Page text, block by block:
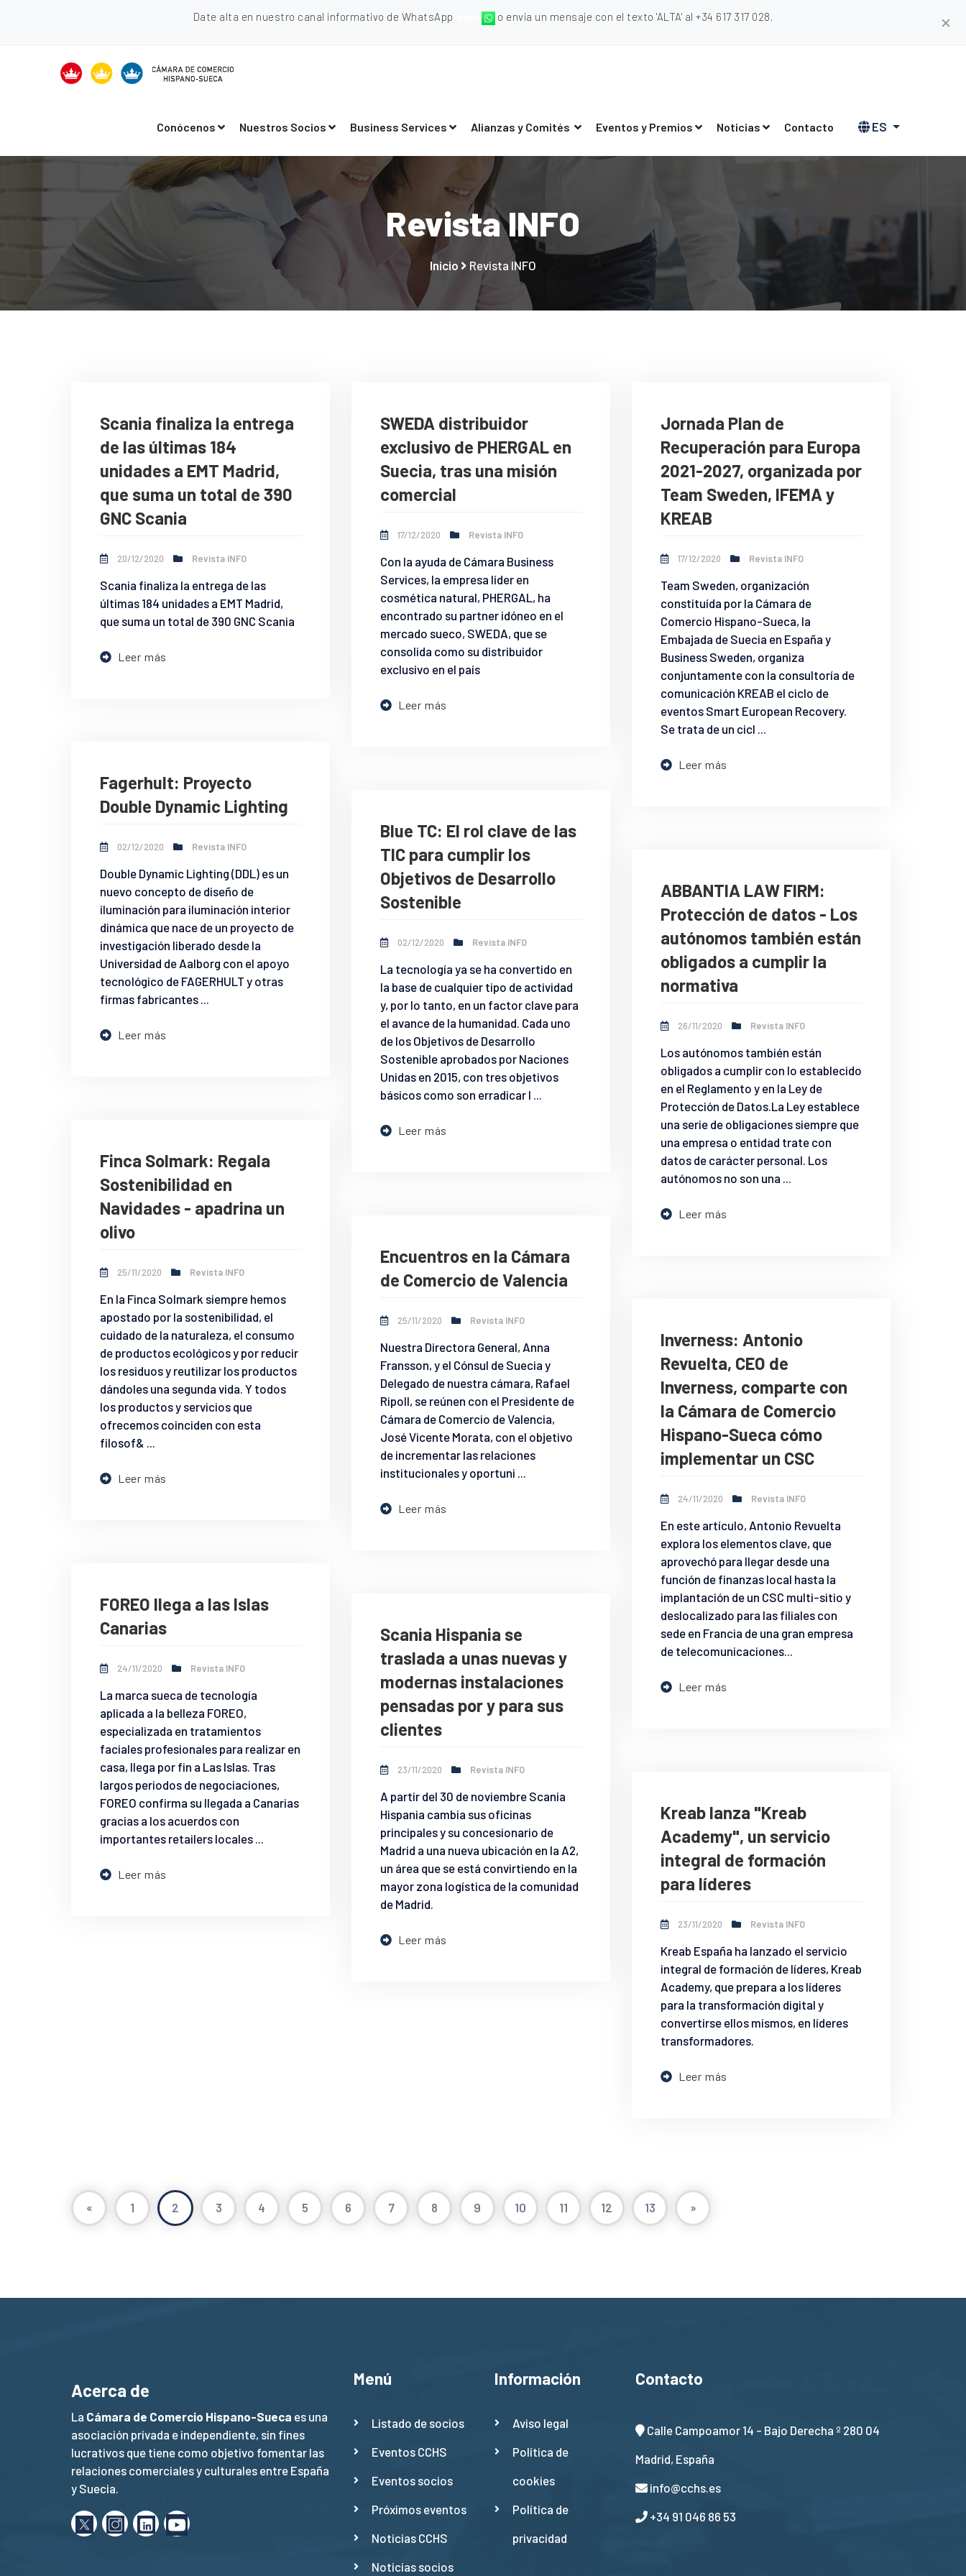
Date alta en nuestro canal informativo de WhatsApp o envia un mensaje con el texto 'ALTA' al +34 617 317 028. ✕
Conócenos Nuestros Socios Business Services Alianzas y Comités Eventos y Premios Noticias Contacto ES
Revista INFO
Inicio Revista INFO
Scania finaliza la entrega
de las últimas 184
unidades a EMT Madrid,
que suma un total de 390
GNC Scania
20/12/2020 Revista INFO
Scania finaliza la entrega de las
últimas 184 unidades a EMT Madrid,
que suma un total de 390 GNC Scania
Leer más
SWEDA distribuidor
exclusivo de PHERGAL en
Suecia, tras una misión
comercial
17/12/2020 Revista INFO
Con la ayuda de Cámara Business
Services, la empresa líder en
cosmética natural, PHERGAL, ha
encontrado su partner idóneo en el
mercado sueco, SWEDA, que se
consolida como su distribuidor
exclusivo en el país
Leer más
Jornada Plan de
Recuperación para Europa
2021-2027, organizada por
Team Sweden, IFEMA y
KREAB
17/12/2020 Revista INFO
Team Sweden, organización
constituída por la Cámara de
Comercio Hispano-Sueca, la
Embajada de Suecia en España y
Business Sweden, organiza
conjuntamente con la consultoría de
comunicación KREAB el ciclo de
eventos Smart European Recovery.
Se trata de un cicl ...
Leer más
Fagerhult: Proyecto
Double Dynamic Lighting
02/12/2020 Revista INFO
Double Dynamic Lighting (DDL) es un
nuevo concepto de diseño de
iluminación para iluminación interior
dinámica que nace de un proyecto de
investigación liberado desde la
Universidad de Aalborg con el apoyo
tecnológico de FAGERHULT y otras
firmas fabricantes ...
Leer más
Blue TC: El rol clave de las
TIC para cumplir los
Objetivos de Desarrollo
Sostenible
02/12/2020 Revista INFO
La tecnología ya se ha convertido en
la base de cualquier tipo de actividad
y, por lo tanto, en un factor clave para
el avance de la humanidad. Cada uno
de los Objetivos de Desarrollo
Sostenible aprobados por Naciones
Unidas en 2015, con tres objetivos
básicos como son erradicar l ...
Leer más
ABBANTIA LAW FIRM:
Protección de datos - Los
autónomos también están
obligados a cumplir la
normativa
26/11/2020 Revista INFO
Los autónomos también están
obligados a cumplir con lo establecido
en el Reglamento y en la Ley de
Protección de Datos.La Ley establece
una serie de obligaciones siempre que
una empresa o entidad trate con
datos de carácter personal. Los
autónomos no son una ...
Leer más
Finca Solmark: Regala
Sostenibilidad en
Navidades - apadrina un
olivo
25/11/2020 Revista INFO
En la Finca Solmark siempre hemos
apostado por la sostenibilidad, el
cuidado de la naturaleza, el consumo
de productos ecológicos y por reducir
los residuos y reutilizar los productos
dándoles una segunda vida. Y todos
los productos y servicios que
ofrecemos coinciden con esta
filosof& ...
Leer más
Encuentros en la Cámara
de Comercio de Valencia
25/11/2020 Revista INFO
Nuestra Directora General, Anna
Fransson, y el Cónsul de Suecia y
Delegado de nuestra cámara, Rafael
Ripoll, se reúnen con el Presidente de
Cámara de Comercio de Valencia,
José Vicente Morata, con el objetivo
de incrementar las relaciones
institucionales y oportuni ...
Leer más
Inverness: Antonio
Revuelta, CEO de
Inverness, comparte con
la Cámara de Comercio
Hispano-Sueca cómo
implementar un CSC
24/11/2020 Revista INFO
En este artículo, Antonio Revuelta
explora los elementos clave, que
aprovechó para llegar desde una
función de finanzas local hasta la
implantación de un CSC multi-sitio y
deslocalizado para las filiales con
sede en Francia de una gran empresa
de telecomunicaciones...
Leer más
FOREO llega a las Islas
Canarias
24/11/2020 Revista INFO
La marca sueca de tecnología
aplicada a la belleza FOREO,
especializada en tratamientos
faciales profesionales para realizar en
casa, llega por fin a Las Islas. Tras
largos periodos de negociaciones,
FOREO confirma su llegada a Canarias
gracias a los acuerdos con
importantes retailers locales ...
Leer más
Scania Hispania se
traslada a unas nuevas y
modernas instalaciones
pensadas por y para sus
clientes
23/11/2020 Revista INFO
A partir del 30 de noviembre Scania
Hispania cambia sus oficinas
principales y su concesionario de
Madrid a una nueva ubicación en la A2,
un área que se está convirtiendo en la
mayor zona logística de la comunidad
de Madrid.
Leer más
Kreab lanza "Kreab
Academy", un servicio
integral de formación
para líderes
23/11/2020 Revista INFO
Kreab España ha lanzado el servicio
integral de formación de líderes, Kreab
Academy, que prepara a los líderes
para la transformación digital y
convertirse ellos mismos, en líderes
transformadores.
Leer más
« 1 2 3 4 5 6 7 8 9 10 11 12 13 »
Acerca de
La Cámara de Comercio Hispano-Sueca es una
asociación privada e independiente, sin fines
lucrativos que tiene como objetivo fomentar las
relaciones comerciales y culturales entre España
y Suecia.
Menú
Listado de socios
Eventos CCHS
Eventos socios
Próximos eventos
Noticias CCHS
Noticias socios
Información
Aviso legal
Política de
cookies
Política de
privacidad
Contacto
Calle Campoamor 14 - Bajo Derecha º 280 04
Madrid, España
info@cchs.es
+34 91 046 86 53